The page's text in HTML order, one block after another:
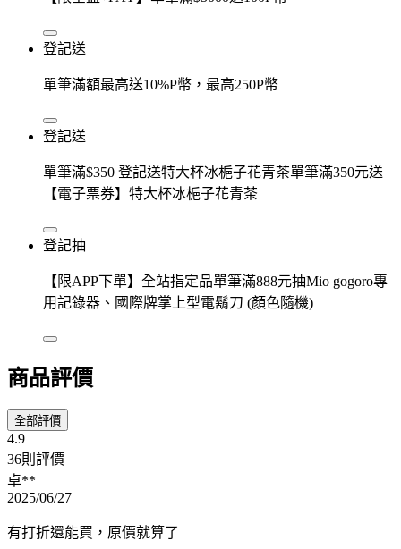
登記送
單筆滿額最高送10%P幣，最高250P幣
登記送
單筆滿$350 登記送特大杯冰梔子花青茶單筆滿350元送
【電子票券】特大杯冰梔子花青茶
登記抽
【限APP下單】全站指定品單筆滿888元抽Mio gogoro專
用記錄器、國際牌掌上型電鬍刀 (顏色隨機)
商品評價
全部評價
4.9
36則評價
卓**
2025/06/27
有打折還能買，原價就算了